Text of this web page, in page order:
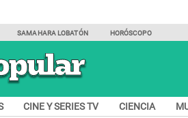
SAMAHARA LOBATÓN HORÓSCOPO
CINE Y SERIES TV CIENCIA